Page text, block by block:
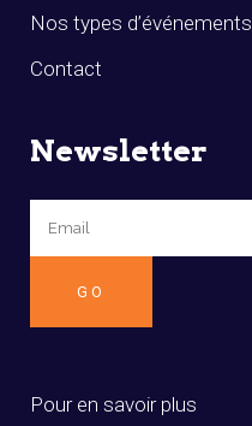
Nos types d’événements
Contact
Newsletter
Pour en savoir plus